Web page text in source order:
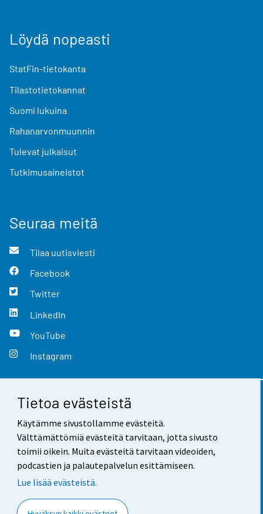
Tietoa evästeistä
Käytämme sivustollamme evästeitä.
Välttämättömiä evästeitä tarvitaan, jotta sivusto
toimii oikein. Muita evästeitä tarvitaan videoiden,
podcastien ja palautepalvelun esittämiseen.
Lue lisää evästeistä.
Löydä nopeasti
StatFin-tietokanta
Tilastotietokannat
Suomi lukuina
Rahanarvonmuunnin
Tulevat julkaisut
Tutkimusaineistot
Seuraa meitä
Tilaa uutisviesti
Facebook
Twitter
LinkedIn
YouTube
Instagram
Yhteystiedot
Palaute
Käyttöehdot
Saavutettavuus